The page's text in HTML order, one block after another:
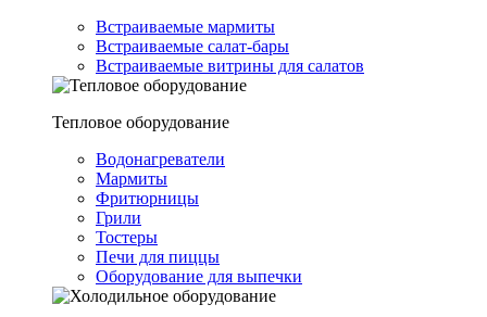
Встраиваемые мармиты
Встраиваемые салат-бары
Встраиваемые витрины для салатов
Тепловое оборудование
Водонагреватели
Мармиты
Фритюрницы
Грили
Тостеры
Печи для пиццы
Оборудование для выпечки